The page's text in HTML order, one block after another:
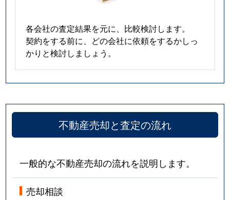
各会社の査定結果を元に、比較検討します。
契約をする前に、どの会社に依頼をするかしっ
かりと検討しましょう。
不動産売却と査定の流れ
一般的な不動産売却の流れを説明します。
売却相談